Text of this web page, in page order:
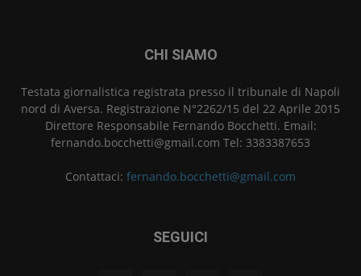
CHI SIAMO
Testata giornalistica registrata presso il tribunale di Napoli
nord di Aversa. Registrazione N°2262/15 del 22 Aprile 2015
Direttore Responsabile Fernando Bocchetti. Email:
fernando.bocchetti@gmail.com Tel: 3383387653
Contattaci: fernando.bocchetti@gmail.com
SEGUICI